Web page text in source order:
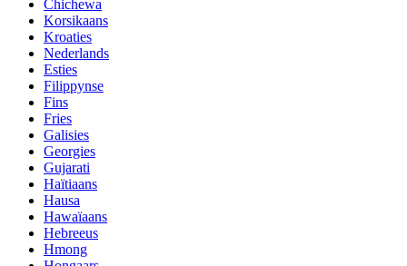
Chichewa
Korsikaans
Kroaties
Nederlands
Esties
Filippynse
Fins
Fries
Galisies
Georgies
Gujarati
Haïtiaans
Hausa
Hawaïaans
Hebreeus
Hmong